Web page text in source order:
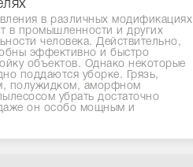
в различных модификациях
в промышленности и других
человека. Действительно,
эффективно и быстро
объектов. Однако некоторые
поддаются уборке. Грязь,
полужидком, аморфном
убрать достаточно
он особо мощным и